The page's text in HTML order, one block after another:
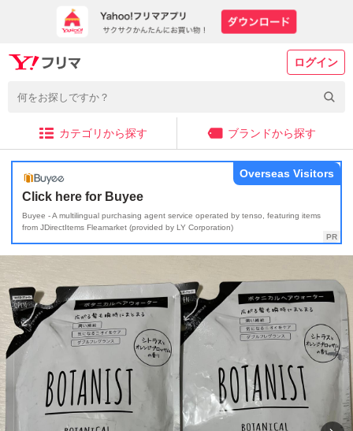
ログイン
カテゴリから探す ブランドから探す
Click here for Buyee
Buyee - A multilingual purchasing agent service operated by tenso, featuring items
from JDirectItems Fleamarket (provided by LY Corporation)
Overseas Visitors